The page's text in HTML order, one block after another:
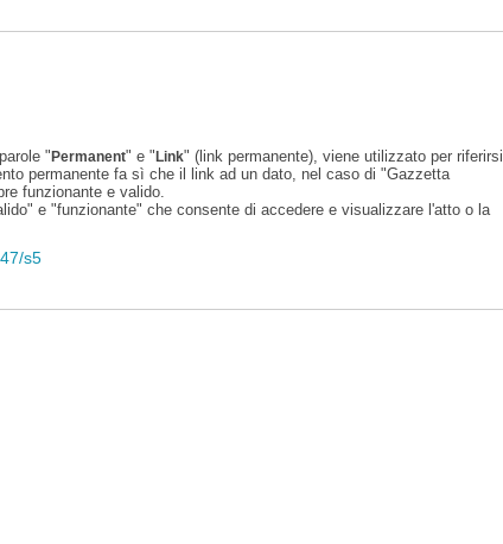
"Permanent" e "Link" (link permanente), viene utilizzato per riferirsi
permanente fa sì che il link ad un dato, nel caso di "Gazzetta
funzionante e valido.
e "funzionante" che consente di accedere e visualizzare l'atto o la
s5